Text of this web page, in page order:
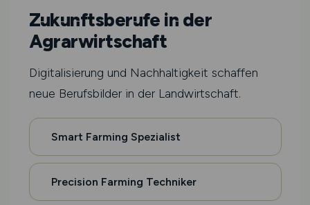
Zukunftsberufe in der
Agrarwirtschaft
Digitalisierung und Nachhaltigkeit schaffen
neue Berufsbilder in der Landwirtschaft.
Smart Farming Spezialist
Precision Farming Techniker